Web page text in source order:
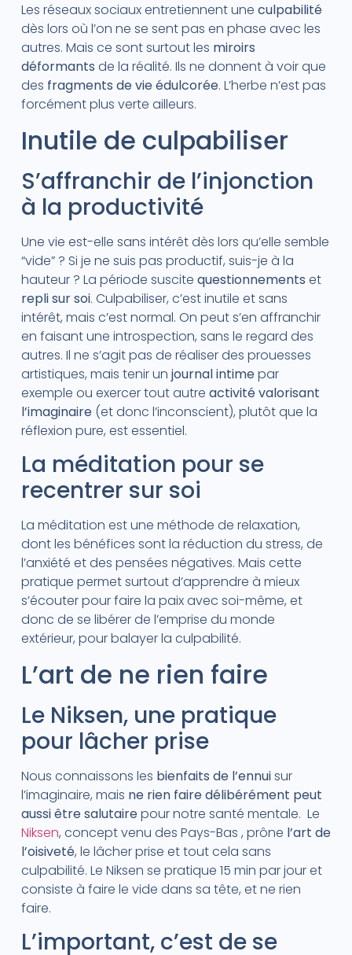
Les réseaux sociaux entretiennent une culpabilité
dès lors où l’on ne se sent pas en phase avec les
autres. Mais ce sont surtout les miroirs
déformants de la réalité. Ils ne donnent à voir que
des fragments de vie édulcorée. L’herbe n’est pas
forcément plus verte ailleurs.
Inutile de culpabiliser
S’affranchir de l’injonction
à la productivité
Une vie est-elle sans intérêt dès lors qu’elle semble
“vide” ? Si je ne suis pas productif, suis-je à la
hauteur ? La période suscite questionnements et
repli sur soi. Culpabiliser, c’est inutile et sans
intérêt, mais c’est normal. On peut s’en affranchir
en faisant une introspection, sans le regard des
autres. Il ne s’agit pas de réaliser des prouesses
artistiques, mais tenir un journal intimepar
exemple ou exercer tout autre activité valorisant
l’imaginaire(et donc l’inconscient), plutôt que la
réflexion pure, est essentiel.
La méditation pour se
recentrer sur soi
La méditation est une méthode de relaxation,
dont les bénéfices sont la réduction du stress, de
l’anxiété et des pensées négatives. Mais cette
pratique permet surtout d’apprendre à mieux
s’écouter pour faire la paix avec soi-même, et
donc de se libérer de l’emprise du monde
extérieur, pour balayer la culpabilité.
L’art de ne rien faire
Le Niksen, une pratique
pour lâcher prise
Nous connaissons les bienfaits de l’ennuisur
l’imaginaire, mais ne rien faire délibérément peut
aussi être salutairepour notre santé mentale. Le
Niksen, concept venu des Pays-Bas , prône l’art de
l’oisiveté, le lâcher prise et tout cela sans
culpabilité. Le Niksen se pratique 15 min par jour et
consiste à faire le vide dans sa tête, et ne rien
faire.
L’important, c’est de se